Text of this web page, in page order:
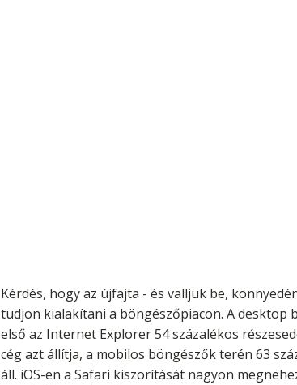
Kérdés, hogy az újfajta - és valljuk be,
tudjon kialakítani a böngészőpiacon. A
első az Internet Explorer 54 százalékos
cég azt állítja, a mobilos böngészők terén 63
áll. iOS-en a Safari kiszorítását nagyon